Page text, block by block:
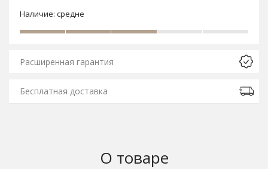
Наличие: средне
Расширенная гарантия
Бесплатная доставка
О товаре